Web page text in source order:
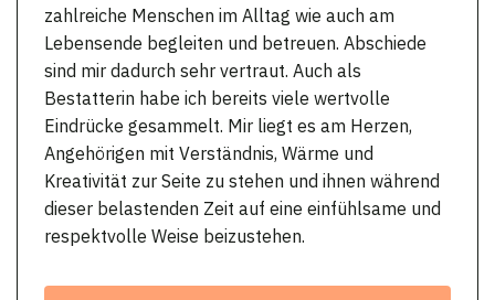
zahlreiche Menschen im Alltag wie auch am
Lebensende begleiten und betreuen. Abschiede
sind mir dadurch sehr vertraut. Auch als
Bestatterin habe ich bereits viele wertvolle
Eindrücke gesammelt. Mir liegt es am Herzen,
Angehörigen mit Verständnis, Wärme und
Kreativität zur Seite zu stehen und ihnen während
dieser belastenden Zeit auf eine einfühlsame und
respektvolle Weise beizustehen.